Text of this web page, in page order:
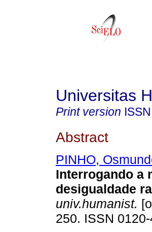
Universitas
Print version ISSN
Abstract
PINHO,
Interrogando a
desigualdade
univ.humanist.
250. ISSN